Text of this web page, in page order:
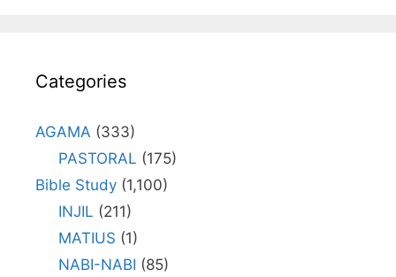
Categories
AGAMA (333)
PASTORAL (175)
Bible Study (1,100)
INJIL (211)
MATIUS (1)
NABI-NABI (85)